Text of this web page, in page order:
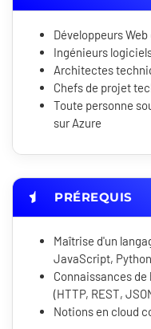
Développeurs
Ingénieurs
Architectes
Chefs de projet
Toute personne
sur Azure
PRÉREQUIS
Maîtrise d'un
JavaScript,
Connaissances de
(HTTP, REST,
Notions en cloud